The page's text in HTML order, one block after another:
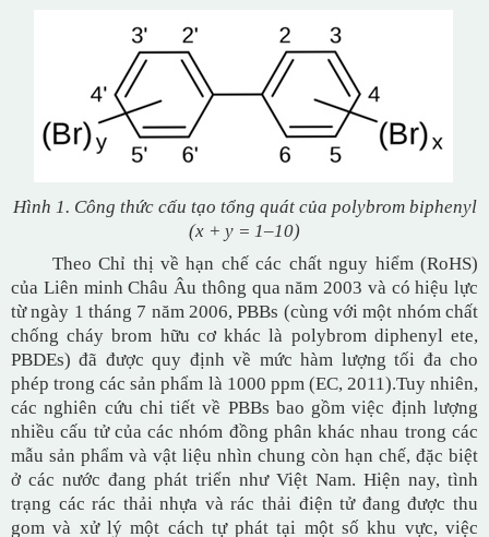
Hình 1. Công thức cấu tạo tổng quát của polybrom biphenyl
(x + y = 1–10)
Theo Chỉ thị về hạn chế các chất nguy hiểm (RoHS)
của Liên minh Châu Âu thông qua năm 2003 và có hiệu lực
từ ngày 1 tháng 7 năm 2006, PBBs (cùng với một nhóm chất
chống cháy brom hữu cơ khác là polybrom diphenyl ete,
PBDEs) đã được quy định về mức hàm lượng tối đa cho
phép trong các sản phẩm là 1000 ppm (EC, 2011).Tuy nhiên,
các nghiên cứu chi tiết về PBBs bao gồm việc định lượng
nhiều cấu tử của các nhóm đồng phân khác nhau trong các
mẫu sản phẩm và vật liệu nhìn chung còn hạn chế, đặc biệt
ở các nước đang phát triển như Việt Nam. Hiện nay, tình
trạng các rác thải nhựa và rác thải điện tử đang được thu
gom và xử lý một cách tự phát tại một số khu vực, việc